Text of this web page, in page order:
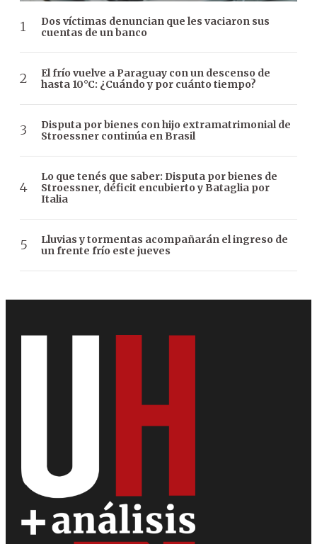
Dos víctimas denuncian que les vaciaron sus
cuentas de un banco
El frío vuelve a Paraguay con un descenso de
hasta 10°C: ¿Cuándo y por cuánto tiempo?
Disputa por bienes con hijo extramatrimonial de
Stroessner continúa en Brasil
Lo que tenés que saber: Disputa por bienes de
Stroessner, déficit encubierto y Bataglia por
Italia
Lluvias y tormentas acompañarán el ingreso de
un frente frío este jueves